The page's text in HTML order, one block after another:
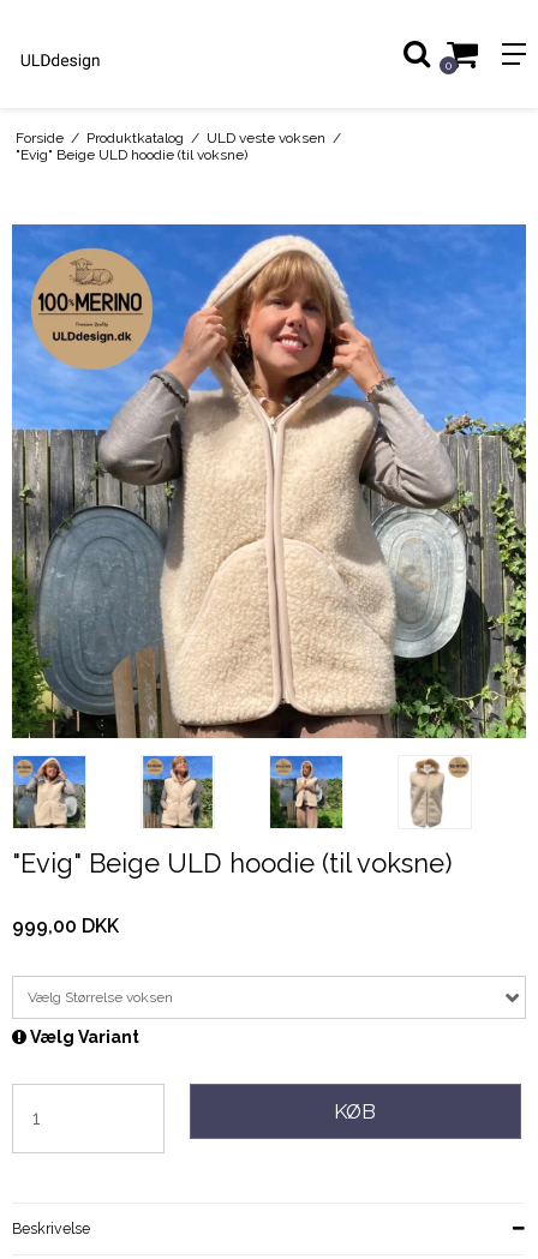
0
Forside / Produktkatalog / ULD veste voksen /
"Evig" Beige ULD hoodie (til voksne)
"Evig" Beige ULD hoodie (til voksne)
999,00 DKK
Vælg Størrelse voksen
Vælg Variant
KØB
Beskrivelse